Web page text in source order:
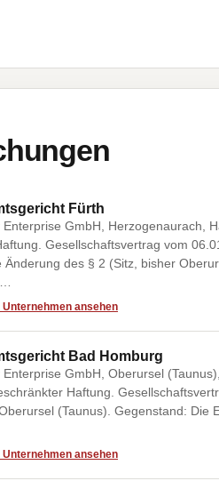
Fürth
Enterprise GmbH, Herzogenaurach,
Gesellschaftsvertrag vom
Änderung des § 2 (Sitz, bisher
ansehen
Bad Homburg
GmbH, Oberursel
Haftung.
(Taunus). Gegenstand: Die
ansehen